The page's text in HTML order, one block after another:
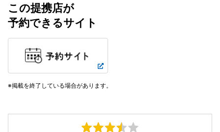
この提携店が
予約できるサイト
掲載を終了している場合があります。